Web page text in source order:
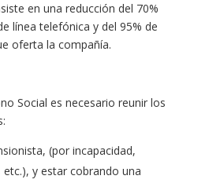
en una reducción del 70%
línea telefónica y del 95% de
oferta la compañía.
Social es necesario reunir los
(por incapacidad,
y estar cobrando una